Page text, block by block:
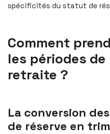
spécificités du statut de
Comment
les périodes
retraite ?
La conversion
de réserve en